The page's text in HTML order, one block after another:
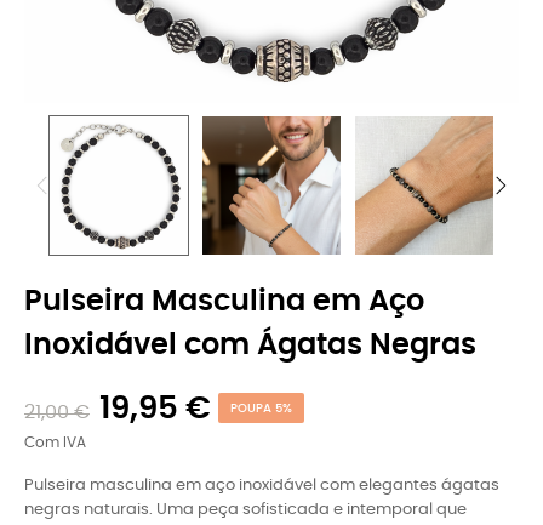
Pulseira Masculina em Aço
Inoxidável com Ágatas Negras
21,00 € 19,95 € POUPA 5%
Com IVA
Pulseira masculina em aço inoxidável com elegantes ágatas
negras naturais. Uma peça sofisticada e intemporal que